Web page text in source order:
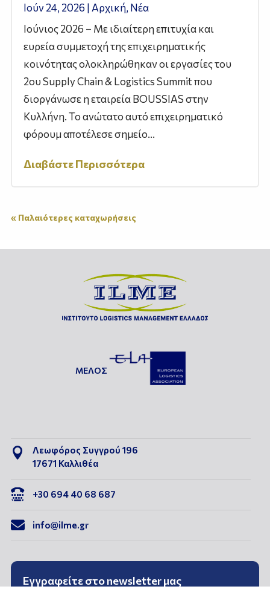
Ιούν 24, 2026 | Αρχική, Νέα
Ιούνιος 2026 – Με ιδιαίτερη επιτυχία και
ευρεία συμμετοχή της επιχειρηματικής
κοινότητας ολοκληρώθηκαν οι εργασίες του
2ου Supply Chain & Logistics Summit που
διοργάνωσε η εταιρεία BOUSSIAS στην
Κυλλήνη. Το ανώτατο αυτό επιχειρηματικό
φόρουμ αποτέλεσε σημείο...
Διαβάστε Περισσότερα
« Παλαιότερες καταχωρήσεις
ΜΕΛΟΣ

Λεωφόρος Συγγρού 196
17671 Καλλιθέα
 +30 694 40 68 687
 info@ilme.gr
Εγγραφείτε στο newsletter μας